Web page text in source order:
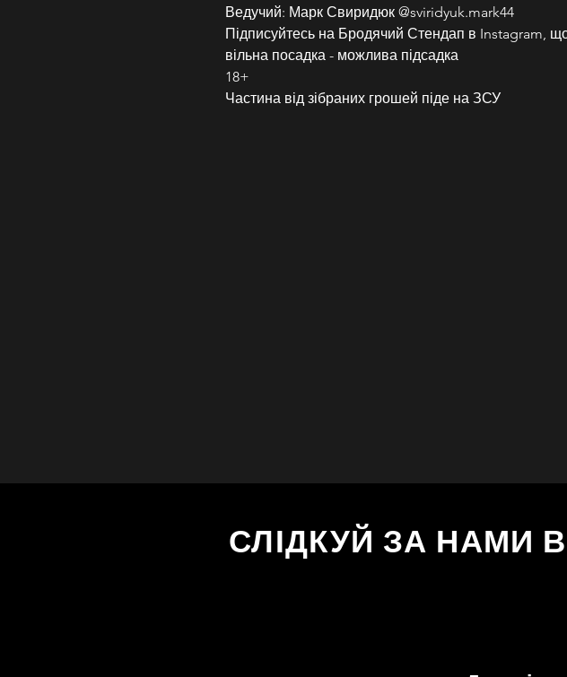
Ведучий: Марк Свиридюк @sviridyuk.mark44
Підписуйтесь на Бродячий Стендап в Instagram,
вільна посадка - можлива підсадка
18+
Частина від зібраних грошей піде на ЗСУ
СЛІДКУЙ ЗА НАМИ